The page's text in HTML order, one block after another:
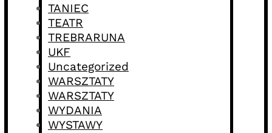
TANIEC
TEATR
TREBRARUNA
UKF
Uncategorized
WARSZTATY
WARSZTATY
WYDANIA
WYSTAWY